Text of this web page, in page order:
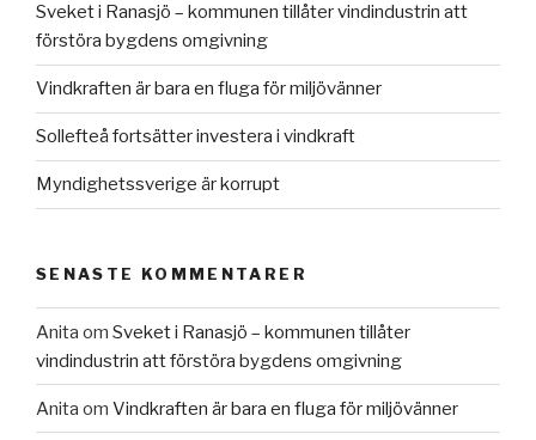
Sveket i Ranasjö – kommunen tillåter vindindustrin att
förstöra bygdens omgivning
Vindkraften är bara en fluga för miljövänner
Sollefteå fortsätter investera i vindkraft
Myndighetssverige är korrupt
SENASTE KOMMENTARER
Anita om Sveket i Ranasjö – kommunen tillåter
vindindustrin att förstöra bygdens omgivning
Anita om Vindkraften är bara en fluga för miljövänner